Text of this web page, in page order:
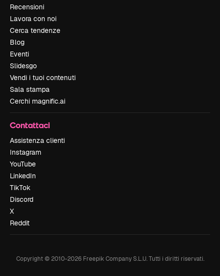
Recensioni
Lavora con noi
Cerca tendenze
Blog
Eventi
Slidesgo
Vendi i tuoi contenuti
Sala stampa
Cerchi magnific.ai
Contattaci
Assistenza clienti
Instagram
YouTube
LinkedIn
TikTok
Discord
X
Reddit
Copyright © 2010-2026Freepik Company S.L.U. Tutti i diritti riservati.